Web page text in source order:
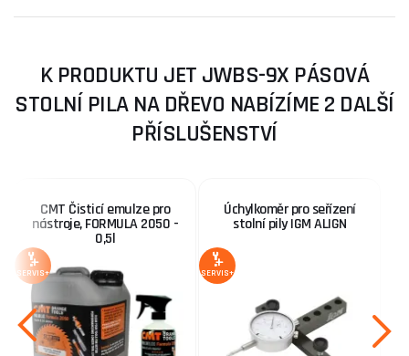
K PRODUKTU JET JWBS-9X PÁSOVÁ
STOLNÍ PILA NA DŘEVO NABÍZÍME 2 DALŠÍ
PŘÍSLUŠENSTVÍ
CMT Čisticí emulze pro
nástroje, FORMULA 2050 -
0,5l
SERVIS+
Úchylkoměr pro seřízení
stolní pily IGM ALIGN
SERVIS+